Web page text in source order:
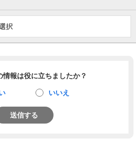
択
情報は役に立ちましたか？
いいえ
送信する